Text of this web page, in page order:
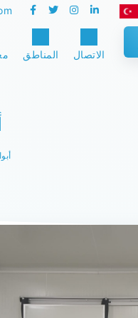
المناطق الاتصال